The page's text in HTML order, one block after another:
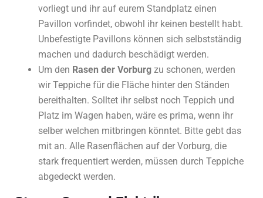
vorliegt und ihr auf eurem Standplatz einen
Pavillon vorfindet, obwohl ihr keinen bestellt habt.
Unbefestigte Pavillons können sich selbstständig
machen und dadurch beschädigt werden.
Um den Rasen der Vorburg zu schonen, werden
wir Teppiche für die Fläche hinter den Ständen
bereithalten. Solltet ihr selbst noch Teppich und
Platz im Wagen haben, wäre es prima, wenn ihr
selber welchen mitbringen könntet. Bitte gebt das
mit an. Alle Rasenflächen auf der Vorburg, die
stark frequentiert werden, müssen durch Teppiche
abgedeckt werden.